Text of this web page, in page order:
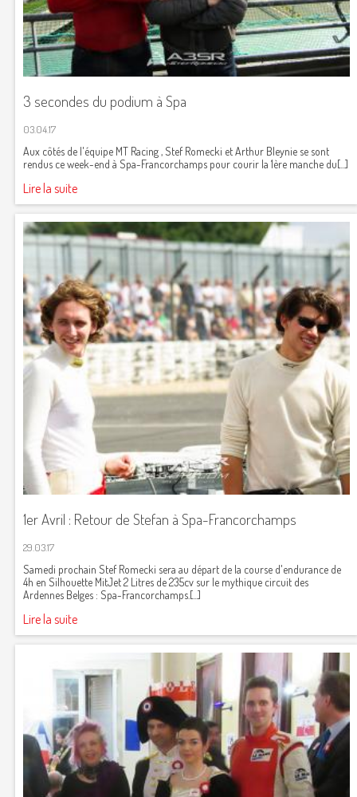
3 secondes du podium à Spa
03.04.17
Aux côtés de l'équipe MT Racing , Stef Romecki et Arthur Bleynie se sont
rendus ce week-end à Spa-Francorchamps pour courir la 1ère manche du[...]
Lire la suite
1er Avril : Retour de Stefan à Spa-Francorchamps
29.03.17
Samedi prochain Stef Romecki sera au départ de la course d'endurance de
4h en Silhouette MitJet 2 Litres de 235cv sur le mythique circuit des
Ardennes Belges : Spa-Francorchamps.[...]
Lire la suite